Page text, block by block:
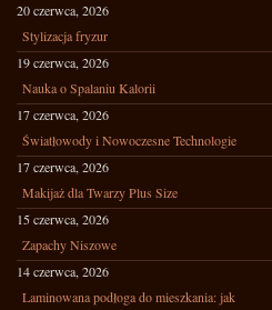
20 czerwca, 2026
Stylizacja fryzur
19 czerwca, 2026
Nauka o Spalaniu Kalorii
17 czerwca, 2026
Światłowody i Nowoczesne Technologie
17 czerwca, 2026
Makijaż dla Twarzy Plus Size
15 czerwca, 2026
Zapachy Niszowe
14 czerwca, 2026
Laminowana podłoga do mieszkania: jak